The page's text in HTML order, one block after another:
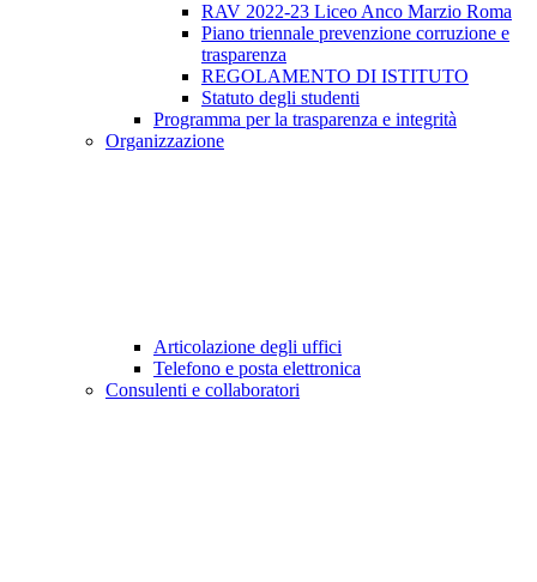
RAV 2022-23 Liceo Anco Marzio Roma
Piano triennale prevenzione corruzione e
trasparenza
REGOLAMENTO DI ISTITUTO
Statuto degli studenti
Programma per la trasparenza e integrità
Organizzazione
Articolazione degli uffici
Telefono e posta elettronica
Consulenti e collaboratori